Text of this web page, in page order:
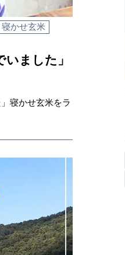
寝かせ玄米
ました」
寝かせ玄米をラ